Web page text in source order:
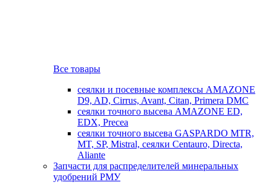
Все товары
сеялки и посевные комплексы AMAZONE
D9, AD, Cirrus, Avant, Citan, Primera DMC
сеялки точного высева AMAZONE ED,
EDX, Precea
сеялки точного высева GASPARDO MTR,
MT, SP, Mistral, сеялки Centauro, Directa,
Aliante
Запчасти для распределителей минеральных
удобрений РМУ